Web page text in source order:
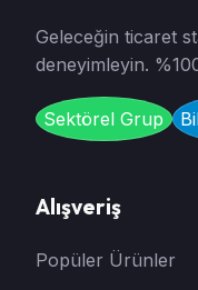
Geleceğin ticaret
deneyimleyin.
Sektörel Grup
Alışveriş
Popüler Ürünler